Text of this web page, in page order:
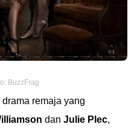
BuzzFrag
remaja yang
dan Julie Plec,